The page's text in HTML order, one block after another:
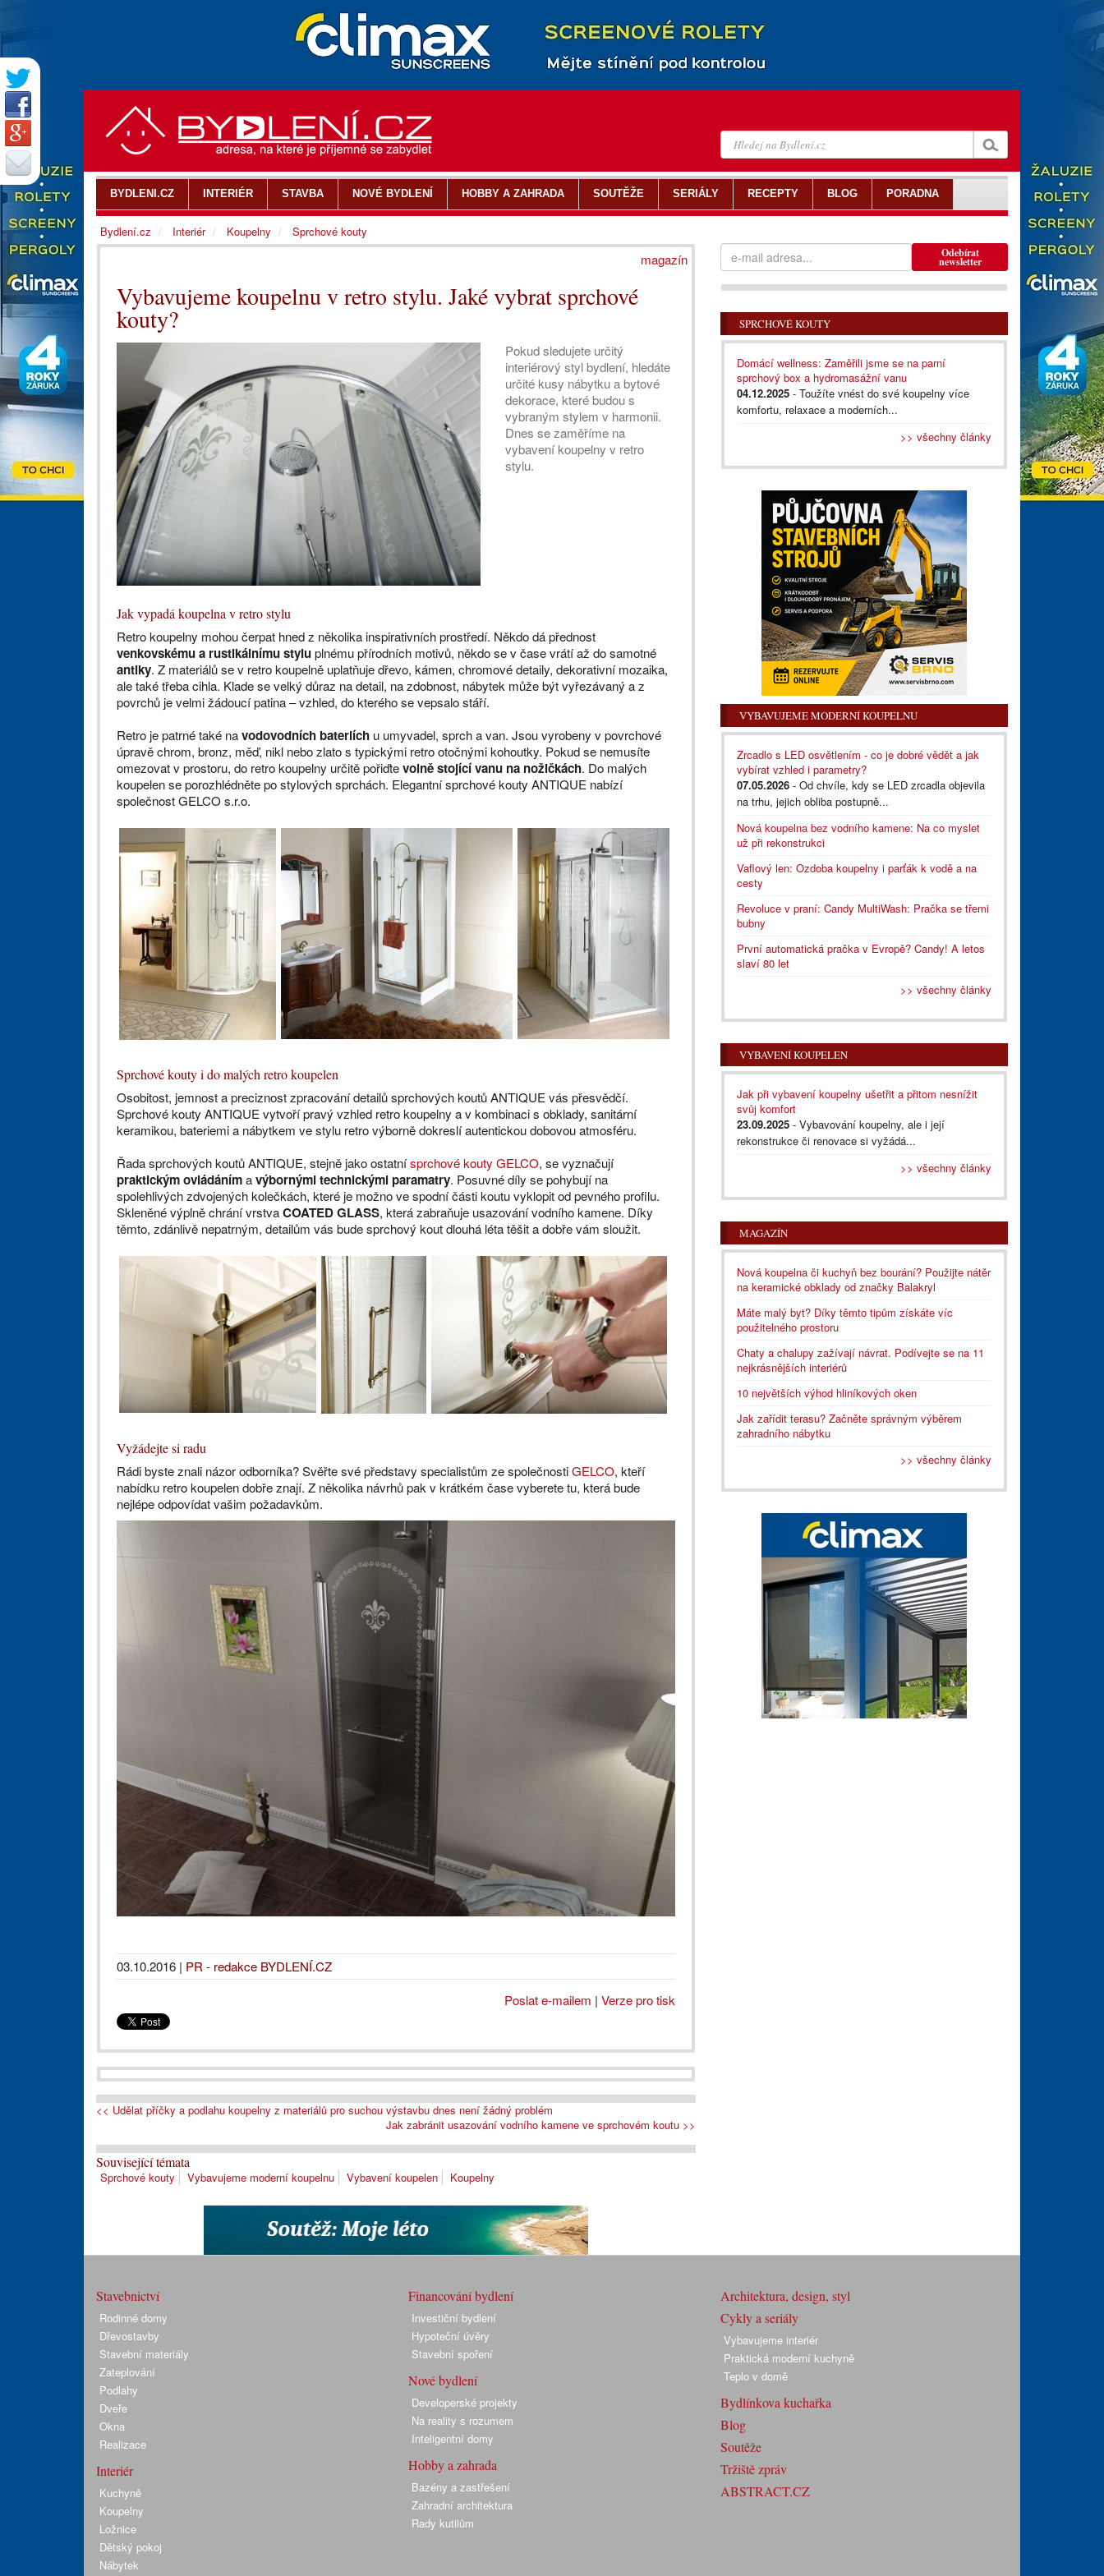
magazín
Vybavujeme koupelnu v retro stylu. Jaké vybrat sprchové
kouty?
Pokud sledujete určitý
interiérový styl bydlení, hledáte
určité kusy nábytku a bytové
dekorace, které budou s
vybraným stylem v harmonii.
Dnes se zaměříme na
vybavení koupelny v retro
stylu.
Jak vypadá koupelna v retro stylu
Retro koupelny mohou čerpat hned z několika inspirativních prostředí. Někdo dá přednost
venkovskému a rustikálnímu styluplnému přírodních motivů, někdo se v čase vrátí až do samotné
antiky. Z materiálů se v retro koupelně uplatňuje dřevo, kámen, chromové detaily, dekorativní mozaika,
ale také třeba cihla. Klade se velký důraz na detail, na zdobnost, nábytek může být vyřezávaný a z
povrchů je velmi žádoucí patina – vzhled, do kterého se vepsalo stáří.
Retro je patrné také navodovodních bateriích u umyvadel, sprch a van. Jsou vyrobeny v povrchové
úpravě chrom, bronz, měď, nikl nebo zlato s typickými retro otočnými kohoutky. Pokud se nemusíte
omezovat v prostoru, do retro koupelny určitě pořiďtevolně stojící vanu na nožičkách. Do malých
koupelen se porozhlédněte po stylových sprchách. Elegantní sprchové kouty ANTIQUE nabízí
společnost GELCO s.r.o.
Sprchové kouty i do malých retro koupelen
Osobitost, jemnost a preciznost zpracování detailů sprchových koutů ANTIQUE vás přesvědčí.
Sprchové kouty ANTIQUE vytvoří pravý vzhled retro koupelny a v kombinaci s obklady, sanitární
keramikou, bateriemi a nábytkem ve stylu retro výborně dokreslí autentickou dobovou atmosféru.
Řada sprchových koutů ANTIQUE, stejně jako ostatnísprchové kouty GELCO, se vyznačují
praktickým ovládánímavýbornými technickými paramatry. Posuvné díly se pohybují na
spolehlivých zdvojených kolečkách, které je možno ve spodní části koutu vyklopit od pevného profilu.
Skleněné výplně chrání vrstvaCOATED GLASS, která zabraňuje usazování vodního kamene. Díky
těmto, zdánlivě nepatrným, detailům vás bude sprchový kout dlouhá léta těšit a dobře vám sloužit.
Vyžádejte si radu
Rádi byste znali názor odborníka? Svěřte své představy specialistům ze společnostiGELCO, kteří
nabídku retro koupelen dobře znají. Z několika návrhů pak v krátkém čase vyberete tu, která bude
nejlépe odpovídat vašim požadavkům.
03.10.2016 | PR - redakce BYDLENÍ.CZ
Poslat e-mailem | Verze pro tisk
<< Udělat příčky a podlahu koupelny z materiálů pro suchou výstavbu dnes není žádný problém
Jak zabránit usazování vodního kamene ve sprchovém koutu >>
Související témata
Sprchové kouty Vybavujeme moderní koupelnu Vybavení koupelen Koupelny
Odebírat
newsletter
SPRCHOVÉ KOUTY
Domácí wellness: Zaměřili jsme se na parní
sprchový box a hydromasážní vanu
04.12.2025 - Toužíte vnést do své koupelny více
komfortu, relaxace a moderních...
>> všechny články
VYBAVUJEME MODERNÍ KOUPELNU
Zrcadlo s LED osvětlením - co je dobré vědět a jak
vybírat vzhled i parametry?
07.05.2026 - Od chvíle, kdy se LED zrcadla objevila
na trhu, jejich obliba postupně...
Nová koupelna bez vodního kamene: Na co myslet
už při rekonstrukci
Vaflový len: Ozdoba koupelny i parťák k vodě a na
cesty
Revoluce v praní: Candy MultiWash: Pračka se třemi
bubny
První automatická pračka v Evropě? Candy! A letos
slaví 80 let
>> všechny články
VYBAVENÍ KOUPELEN
Jak při vybavení koupelny ušetřit a přitom nesnížit
svůj komfort
23.09.2025 - Vybavování koupelny, ale i její
rekonstrukce či renovace si vyžádá...
>> všechny články
MAGAZÍN
Nová koupelna či kuchyň bez bourání? Použijte nátěr
na keramické obklady od značky Balakryl
Máte malý byt? Díky těmto tipům získáte víc
použitelného prostoru
Chaty a chalupy zažívají návrat. Podívejte se na 11
nejkrásnějších interiérů
10 největších výhod hliníkových oken
Jak zařídit terasu? Začněte správným výběrem
zahradního nábytku
>> všechny články
BYDLENI.CZ INTERIÉR STAVBA NOVÉ BYDLENÍ HOBBY A ZAHRADA SOUTĚŽE SERIÁLY RECEPTY BLOG PORADNA
Bydlení.cz Interiér Koupelny Sprchové kouty
Stavebnictví
Rodinné domy
Dřevostavby
Stavební materiály
Zateplování
Podlahy
Dveře
Okna
Realizace
Interiér
Kuchyně
Koupelny
Ložnice
Dětský pokoj
Nábytek
Financování bydlení
Investiční bydlení
Hypoteční úvěry
Stavební spoření
Nové bydlení
Developerské projekty
Na reality s rozumem
Inteligentní domy
Hobby a zahrada
Bazény a zastřešení
Zahradní architektura
Rady kutilům
Architektura, design, styl
Cykly a seriály
Vybavujeme interiér
Praktická moderní kuchyně
Teplo v domě
Bydlínkova kuchařka
Blog
Soutěže
Tržiště zpráv
ABSTRACT.CZ